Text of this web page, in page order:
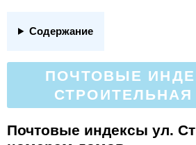
Содержание
ПОЧТОВЫЕ
СТРОИТЕЛЬНАЯ
Почтовые индексы ул.